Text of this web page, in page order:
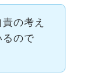
の考え
るので